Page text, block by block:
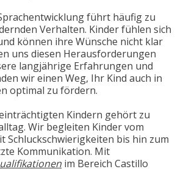
führt häufig zu
Verhalten. Kinder fühlen sich
können ihre Wünsche nicht klar
uns diesen Herausforderungen
langjährige Erfahrungen und
wir einen Weg, Ihr Kind auch in
optimal zu fördern.
Kindern gehört zu
Wir begleiten Kinder vom
Schluckschwierigkeiten bis hin zum
Kommunikation. Mit
im Bereich Castillo